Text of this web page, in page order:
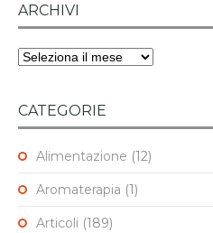
ARCHIVI
Archivi
CATEGORIE
Alimentazione (12)
Aromaterapia (1)
Articoli (189)